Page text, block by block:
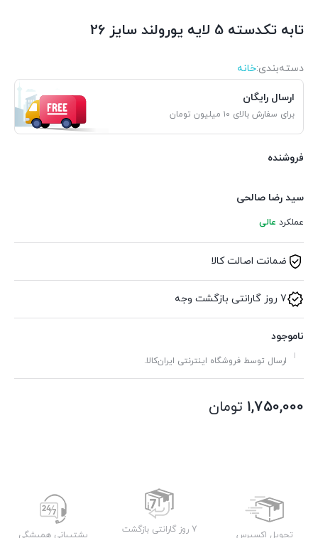
تابه تکدسته 5 لایه یورولند سایز 26
دسته‌بندی‌:خانه
ارسال رایگان
برای سفارش بالای ۱۰ میلیون تومان
فروشنده
سید رضا صالحی
عملکرد عالی
ضمانت اصالت کالا
7 روز گارانتی بازگشت وجه
ناموجود
ارسال توسط فروشگاه اینترنتی ایران‌کالا.
1,750,000 تومان
تحویل اکسپرس
7 روز گارانتی بازگشت
پشتیبانی همیشگی